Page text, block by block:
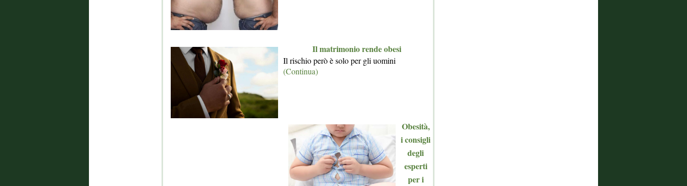
Il matrimonio rende obesi
Il rischio però è solo per gli uomini
(Continua)
Obesità,
i consigli
degli
esperti
per i